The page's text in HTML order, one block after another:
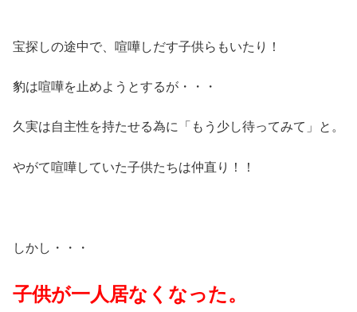
宝探しの途中で、喧嘩しだす子供らもいたり！
豹は喧嘩を止めようとするが・・・
久実は自主性を持たせる為に「もう少し待ってみて」と。
やがて喧嘩していた子供たちは仲直り！！
しかし・・・
子供が一人居なくなった。